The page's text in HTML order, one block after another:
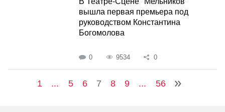
вышла первая премьера под
руководством Константина
Богомолова
0 9534 0
1 ... 5 6 7 8 9 ... 56